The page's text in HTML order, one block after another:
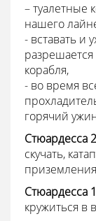
–туалетные
нашего
- вставать и
корабля,
- во время
горячий
Стюардесса2
скучать,
Стюардесса
кружиться в